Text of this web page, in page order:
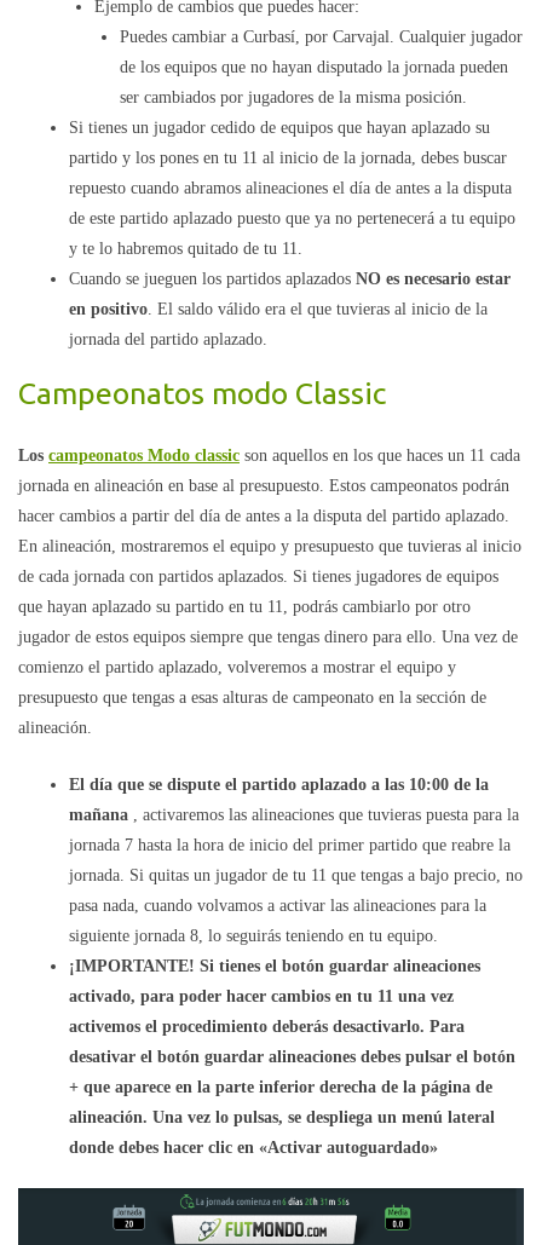
Ejemplo de cambios que puedes hacer:
Puedes cambiar a Curbasí, por Carvajal. Cualquier jugador
de los equipos que no hayan disputado la jornada pueden
ser cambiados por jugadores de la misma posición.
Si tienes un jugador cedido de equipos que hayan aplazado su
partido y los pones en tu 11 al inicio de la jornada, debes buscar
repuesto cuando abramos alineaciones el día de antes a la disputa
de este partido aplazado puesto que ya no pertenecerá a tu equipo
y te lo habremos quitado de tu 11.
Cuando se jueguen los partidos aplazados NO es necesario estar
en positivo . El saldo válido era el que tuvieras al inicio de la
jornada del partido aplazado.
Campeonatos modo Classic
Los campeonatos Modo classic son aquellos en los que haces un 11 cada
jornada en alineación en base al presupuesto. Estos campeonatos podrán
hacer cambios a partir del día de antes a la disputa del partido aplazado.
En alineación, mostraremos el equipo y presupuesto que tuvieras al inicio
de cada jornada con partidos aplazados. Si tienes jugadores de equipos
que hayan aplazado su partido en tu 11, podrás cambiarlo por otro
jugador de estos equipos siempre que tengas dinero para ello. Una vez de
comienzo el partido aplazado, volveremos a mostrar el equipo y
presupuesto que tengas a esas alturas de campeonato en la sección de
alineación.
El día que se dispute el partido aplazado a las 10:00 de la
mañana
, activaremos las alineaciones que tuvieras puesta para la
jornada 7 hasta la hora de inicio del primer partido que reabre la
jornada. Si quitas un jugador de tu 11 que tengas a bajo precio, no
pasa nada, cuando volvamos a activar las alineaciones para la
siguiente jornada 8, lo seguirás teniendo en tu equipo.
¡IMPORTANTE! Si tienes el botón guardar alineaciones
activado, para poder hacer cambios en tu 11 una vez
activemos el procedimiento deberás desactivarlo. Para
desativar el botón guardar alineaciones debes pulsar el botón
+ que aparece en la parte inferior derecha de la página de
alineación. Una vez lo pulsas, se despliega un menú lateral
donde debes hacer clic en «Activar autoguardado»